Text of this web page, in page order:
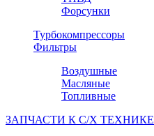
Форсунки
Турбокомпрессоры
Фильтры
Воздушные
Масляные
Топливные
ЗАПЧАСТИ К С/Х ТЕХНИКЕ